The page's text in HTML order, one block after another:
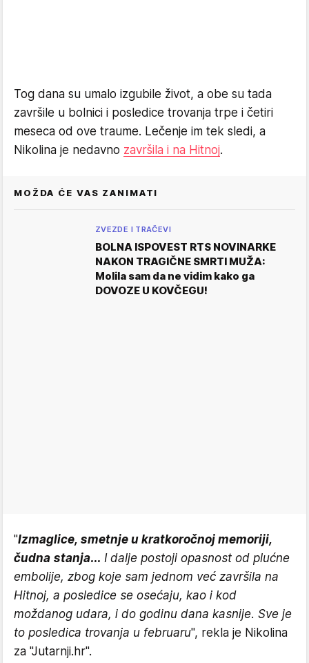
Tog dana su umalo izgubile život, a obe su tada
završile u bolnici i posledice trovanja trpe i četiri
meseca od ove traume. Lečenje im tek sledi, a
Nikolina je nedavno završila i na Hitnoj.
MOŽDA ĆE VAS ZANIMATI
ZVEZDE I TRAČEVI
BOLNA ISPOVEST RTS NOVINARKE
NAKON TRAGIČNE SMRTI MUŽA:
Molila sam da ne vidim kako ga
DOVOZE U KOVČEGU!
"Izmaglice, smetnje u kratkoročnoj memoriji,
čudna stanja... I dalje postoji opasnost od plućne
embolije, zbog koje sam jednom već završila na
Hitnoj, a posledice se osećaju, kao i kod
moždanog udara, i do godinu dana kasnije. Sve je
to posledica trovanja u februaru", rekla je Nikolina
za "Jutarnji.hr".